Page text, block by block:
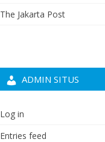
The Jakarta Post
ADMIN SITUS
Log in
Entries feed